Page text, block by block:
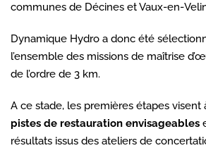
communes de Décines et Vaux-en-
Dynamique Hydro a donc été
l’ensemble des missions de maîtrise
de l’ordre de 3 km.
A ce stade, les premières étapes visent
pistes de restauration envisageables
résultats issus des ateliers de